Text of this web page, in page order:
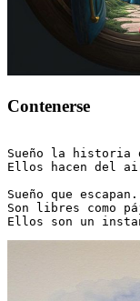
Contenerse
Sueño la historia
Ellos hacen del
Sueño que
Son libres como
Ellos son un